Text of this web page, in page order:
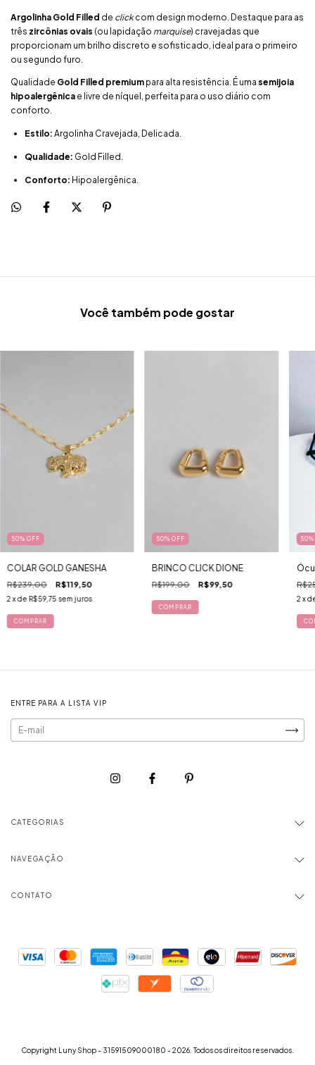
Argolinha Gold Filled de clickcom design moderno. Destaque para as
três zircônias ovais (ou lapidação marquise) cravejadas que
proporcionam um brilho discreto e sofisticado, ideal para o primeiro
ou segundo furo.
Qualidade Gold Filled premium para alta resistência. É uma semijoia
hipoalergênica e livre de níquel, perfeita para o uso diário com
conforto.
Estilo: Argolinha Cravejada, Delicada.
Qualidade: Gold Filled.
Conforto: Hipoalergênica.
Você também pode gostar
50% OFF
COLAR GOLD GANESHA
R$239,00 R$119,50
2 x de R$59,75 sem juros
50% OFF
BRINCO CLICK DIONE
R$199,00 R$99,50
50
2 x
ENTRE PARA A LISTA VIP
CATEGORIAS
NAVEGAÇÃO
CONTATO
Copyright Luny Shop - 31591509000180 - 2026. Todos os direitos reservados.